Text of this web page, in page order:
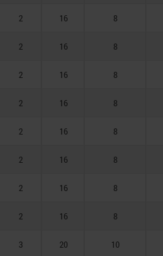
2 16 8
2 16 8
2 16 8
2 16 8
2 16 8
2 16 8
2 16 8
2 16 8
3 20 10